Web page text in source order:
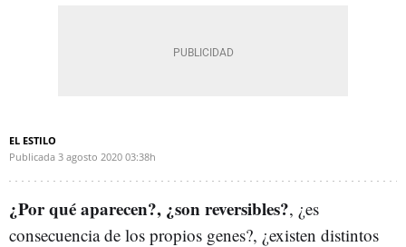
EL ESTILO
Publicada 3 agosto 2020 03:38h
¿Por qué aparecen?, ¿son reversibles?, ¿es
consecuencia de los propios genes?, ¿existen distintos